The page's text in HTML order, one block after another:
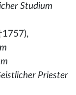
Studium
Priester